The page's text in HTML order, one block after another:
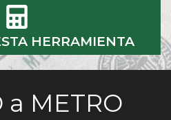
HERRAMIENTA
a METRO